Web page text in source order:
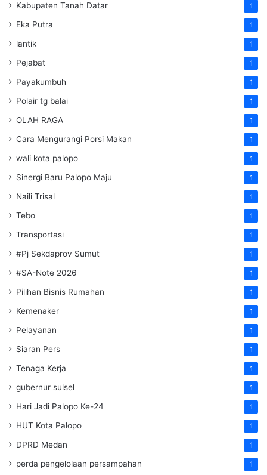
Kabupaten Tanah Datar 1
Eka Putra 1
lantik 1
Pejabat 1
Payakumbuh 1
Polair tg balai 1
OLAH RAGA 1
Cara Mengurangi Porsi Makan 1
wali kota palopo 1
Sinergi Baru Palopo Maju 1
Naili Trisal 1
Tebo 1
Transportasi 1
#Pj Sekdaprov Sumut 1
#SA-Note 2026 1
Pilihan Bisnis Rumahan 1
Kemenaker 1
Pelayanan 1
Siaran Pers 1
Tenaga Kerja 1
gubernur sulsel 1
Hari Jadi Palopo Ke-24 1
HUT Kota Palopo 1
DPRD Medan 1
perda pengelolaan persampahan 1